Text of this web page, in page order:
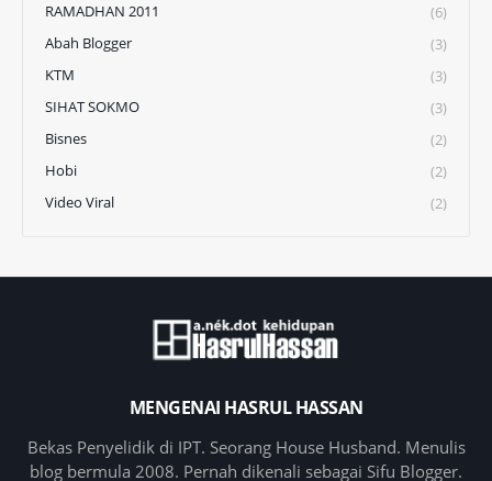
RAMADHAN 2011
(6)
Abah Blogger
(3)
KTM
(3)
SIHAT SOKMO
(3)
Bisnes
(2)
Hobi
(2)
Video Viral
(2)
MENGENAI HASRUL HASSAN
Bekas Penyelidik di IPT. Seorang House Husband. Menulis
blog bermula 2008. Pernah dikenali sebagai Sifu Blogger.